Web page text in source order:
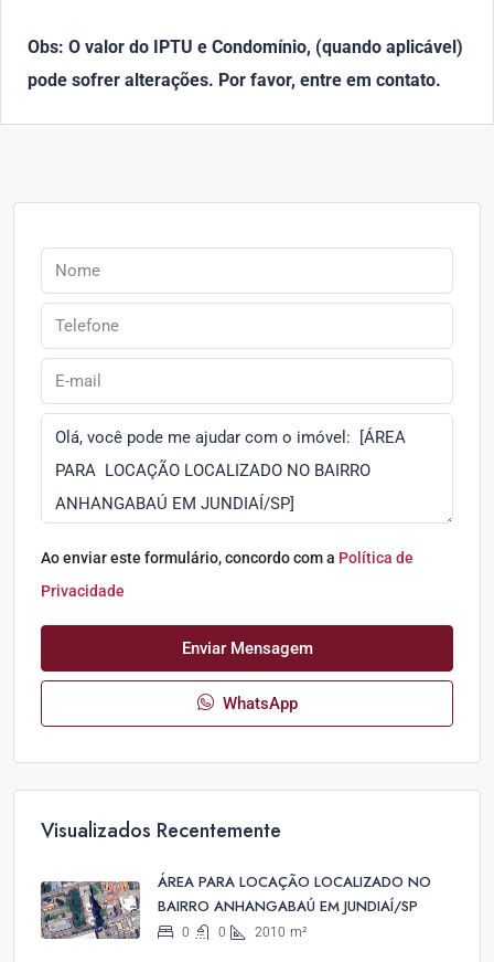
Obs: O valor do IPTU e Condomínio, (quando aplicável)
pode sofrer alterações. Por favor, entre em contato.
Ao enviar este formulário, concordo com a Política de
Privacidade
Enviar Mensagem
WhatsApp
Visualizados Recentemente
ÁREA PARA LOCAÇÃO LOCALIZADO NO
BAIRRO ANHANGABAÚ EM JUNDIAÍ/SP
0 0 2010 m²